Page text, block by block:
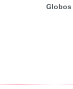
Globos